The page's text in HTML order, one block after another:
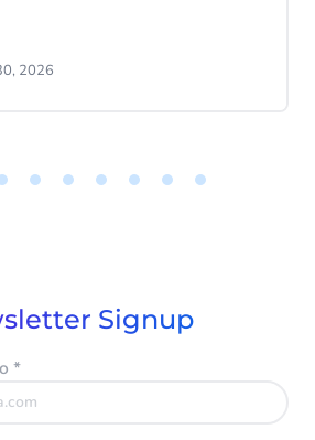
a través de WhatsApp
2026
Signup
*